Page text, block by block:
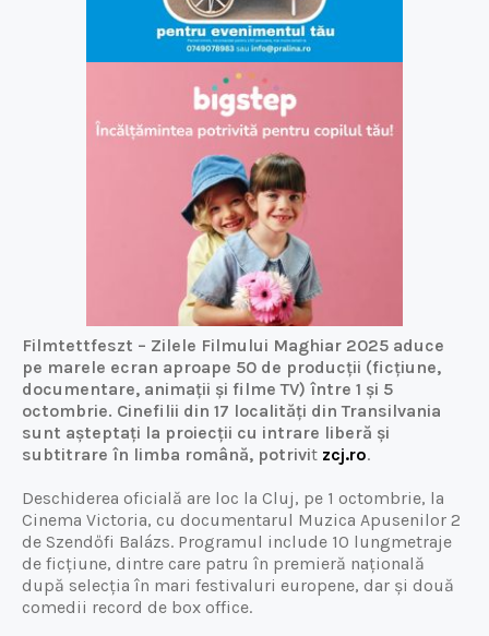
Filmtettfeszt – Zilele Filmului Maghiar 2025 aduce
pe marele ecran aproape 50 de producții (ficțiune,
documentare, animații și filme TV) între 1 și 5
octombrie. Cinefilii din 17 localități din Transilvania
sunt așteptați la proiecții cu intrare liberă și
subtitrare în limba română, potrivit zcj.ro.
Deschiderea oficială are loc la Cluj, pe 1 octombrie, la
Cinema Victoria, cu documentarul Muzica Apusenilor 2
de Szendőfi Balázs. Programul include 10 lungmetraje
de ficțiune, dintre care patru în premieră națională
după selecția în mari festivaluri europene, dar și două
comedii record de box office.